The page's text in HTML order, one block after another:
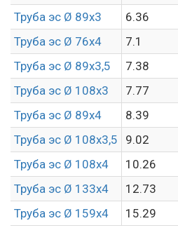
Труба эс Ø 89х3
6.36
Труба эс Ø 76х4
7.1
Труба эс Ø 89х3,5
7.38
Труба эс Ø 108х3
7.77
Труба эс Ø 89х4
8.39
Труба эс Ø 108х3,5
9.02
Труба эс Ø 108х4
10.26
Труба эс Ø 133х4
12.73
Труба эс Ø 159х4
15.29